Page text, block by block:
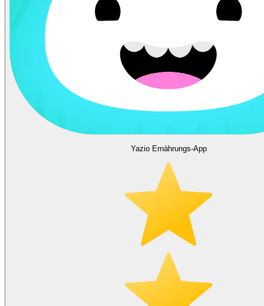
Yazio Ernährungs-App